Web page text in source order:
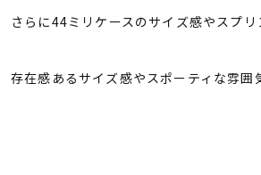
さらに44ミリケースのサイズ感やスプ
存在感あるサイズ感やスポーティな雰